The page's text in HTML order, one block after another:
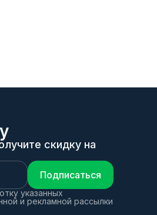
скидку на
Подписаться
указанных
и рекламной рассылки